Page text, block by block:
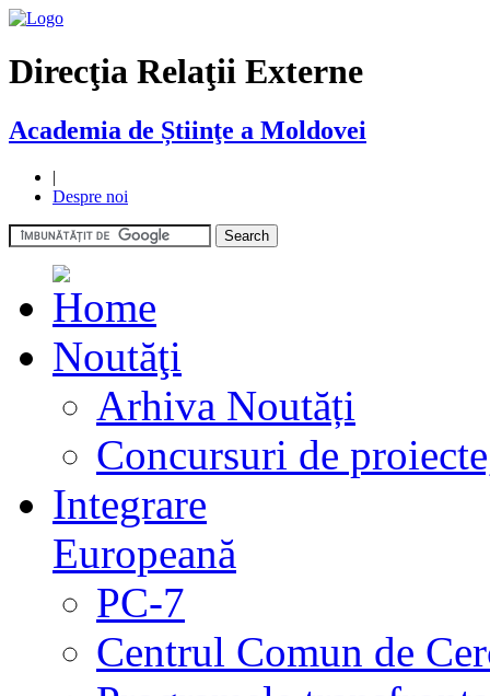
Direcţia Relaţii Externe
Academia de Știinţe a Moldovei
|
Despre noi
Noutăţi
Arhiva Noutăți
Concursuri de
Integrare
Europeană
PC-7
Centrul Comun de